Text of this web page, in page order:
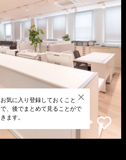
お気に入り登録しておくこと
で、後でまとめて見ることがで
きます。